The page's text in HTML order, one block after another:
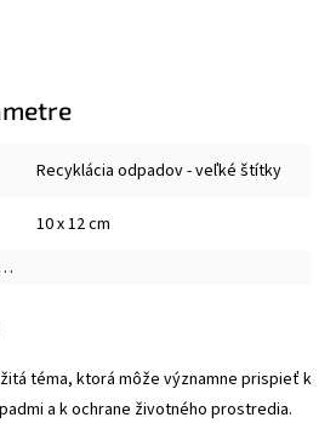
Recyklácia odpadov - veľké štítky
10 x 12 cm
téma, ktorá môže významne prispieť k
a k ochrane životného prostredia.